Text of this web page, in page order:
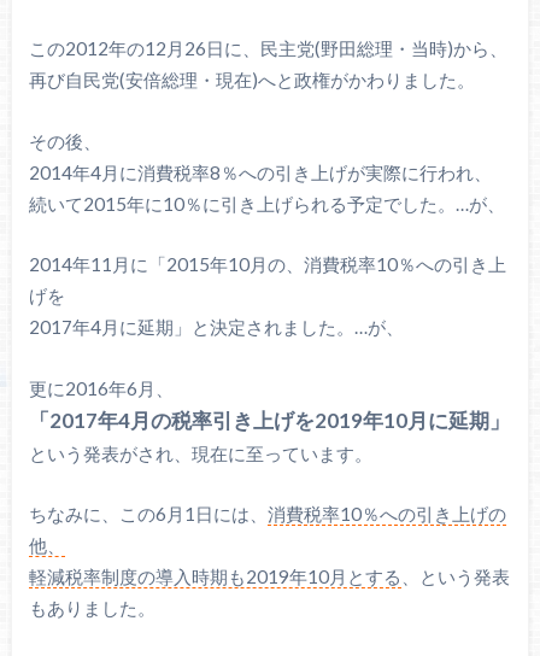
この2012年の12月26日に、民主党(野田総理・当時)から、
再び自民党(安倍総理・現在)へと政権がかわりました。
その後、
2014年4月に消費税率8％への引き上げが実際に行われ、
続いて2015年に10％に引き上げられる予定でした。…が、
2014年11月に「2015年10月の、消費税率10％への引き上
げを
2017年4月に延期」と決定されました。…が、
更に2016年6月、
「2017年4月の税率引き上げを2019年10月に延期」
という発表がされ、現在に至っています。
ちなみに、この6月1日には、 消費税率10％への引き上げの
他、
軽減税率制度の導入時期も2019年10月とする 、という発表
もありました。